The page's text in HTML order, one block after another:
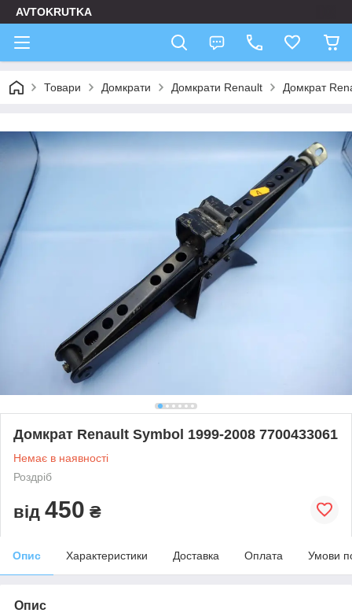
AVTOKRUTKA
Товари Домкрати Домкрати Renault Домкрат
Домкрат Renault Symbol 1999-2008 7700433061
Немає в наявності
Роздріб
від 450 ₴
Опис Характеристики Доставка Оплата Умови
Опис